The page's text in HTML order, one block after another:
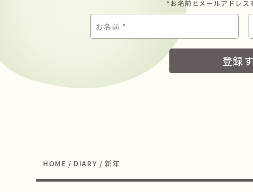
*お名前とメールアドレス
お
名
前
ド
レ
HOME / DIARY / 新年